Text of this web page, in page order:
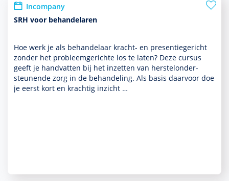
Incompany
SRH voor behandelaren
Hoe werk je als behan­delaar kracht- en presentiegericht
zonder het probleemgerichte los te laten? Deze cursus
geeft je handvatten bij het inzetten van herstelonder­
steunende zorg in de behan­del­ing. Als basis daarvoor doe
je eerst kort en krachtig inzicht …